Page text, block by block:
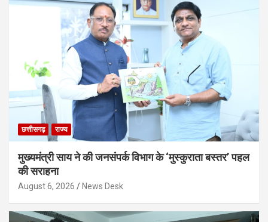
छत्तीसगढ़ राज्य
मुख्यमंत्री साय ने की जनसंपर्क विभाग के ‘मुस्कुराता बस्तर’ पहल
की सराहना
August 6, 2026 News Desk